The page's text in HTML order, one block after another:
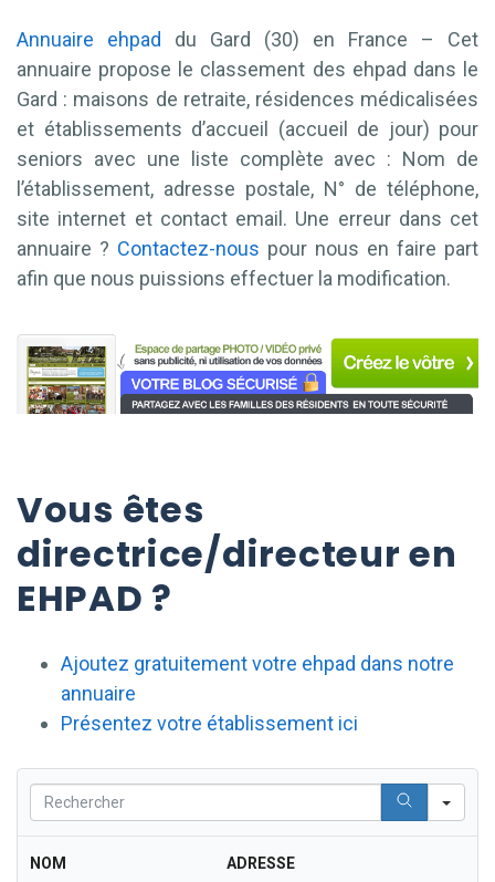
Annuaire ehpad du Gard (30) en France – Cet
annuaire propose le classement des ehpad dans le
Gard : maisons de retraite, résidences médicalisées
et établissements d’accueil (accueil de jour) pour
seniors avec une liste complète avec : Nom de
l’établissement, adresse postale, N° de téléphone,
site internet et contact email. Une erreur dans cet
annuaire ? Contactez-nous pour nous en faire part
afin que nous puissions effectuer la modification.
Vous êtes
directrice/directeur en
EHPAD ?
Ajoutez gratuitement votre ehpad dans notre
annuaire
Présentez votre établissement ici
NOM ADRESSE